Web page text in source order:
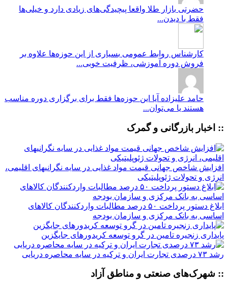
حضرتی بازار طلا واقعا پیچیدگی‌های زیادی دارد و خیلی‌ها
فقط با دیدن...
کارشناس روابط عمومی بسیاری از این حوزه‌ها علاوه بر
فروش دوره آموزشی، ظرفیت خوبی...
حامد علیزاده آیا این حوزه‌ها فقط برای برگزاری دوره مناسب
هستند یا می‌توان...
:: اخبار بازرگانی و گمرک
افزایش شاخص جهانی قیمت مواد غذایی در سایه نگرانیهای اقلیمی،
انرژی و تحولات ژئوپلیتیکی
ابلاغ دستور پرداخت ۵۰ درصد مطالبات واردکنندگان کالاهای
اساسی به بانک مرکزی و سازمان بودجه
پایداری زنجیره تامین در گرو توسعه کریدورهای جایگزین
رشد ۷۳ درصدی تجارت ایران و ترکیه در سایه محاصره دریایی
:: شهرک‌های صنعتی و مناطق آزاد